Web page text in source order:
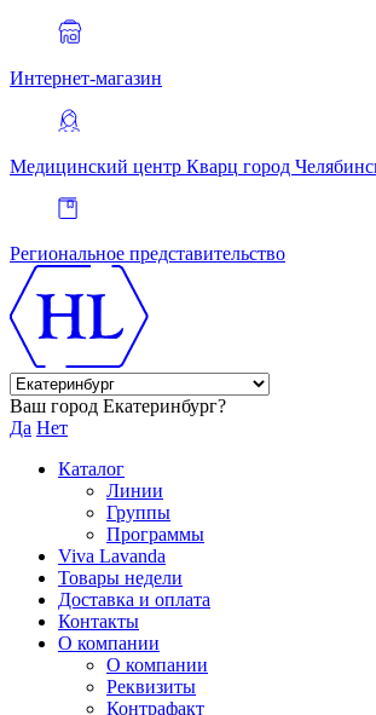
Интернет-магазин
Медицинский центр Кварц город
Региональное представительство
Ваш город Екатеринбург?
Да Нет
Каталог
Линии
Группы
Программы
Viva Lavanda
Товары недели
Доставка и оплата
Контакты
О компании
О компании
Реквизиты
Контрафакт